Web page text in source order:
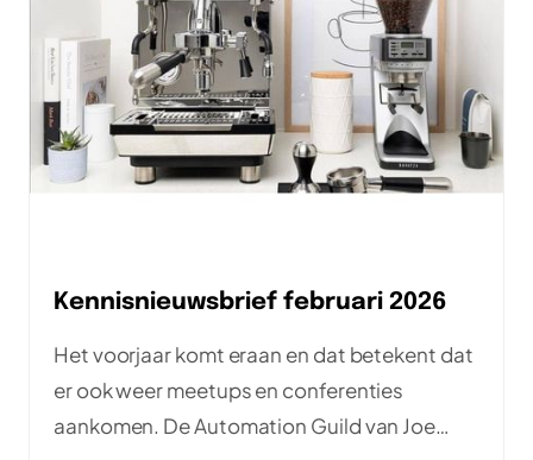
Kennisnieuwsbrief februari 2026
Het voorjaar komt eraan en dat betekent dat
er ook weer meetups en conferenties
aankomen. De Automation Guild van Joe